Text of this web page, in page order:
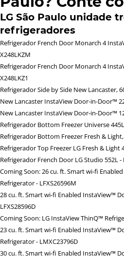
LG São Paulo unidade
refrigeradores
Refrigerador French Door Monarch 4
X248LKZM
Refrigerador French Door Monarch 4
X248LKZ1
Refrigerador Side by Side New Lancaster,
New Lancaster InstaView Door-in-Door™
New Lancaster InstaView Door-in-Door™
Refrigerador Bottom Freezer Universe 445L
Refrigerador Bottom Freezer Fresh & Light,
Refrigerador Top Freezer LG Fresh & Light
Refrigerador French Door LG Studio 552L -
Coming Soon: 26 cu. ft. Smart wi-fi
Refrigerator - LFXS26596M
28 cu. ft. Smart wi-fi Enabled InstaView™
LFXS28596D
Coming Soon: LG InstaView ThinQ™
23 cu. ft. Smart wi-fi Enabled InstaView™
Refrigerator - LMXC23796D
30 cu. ft. Smart wi-fi Enabled InstaView™